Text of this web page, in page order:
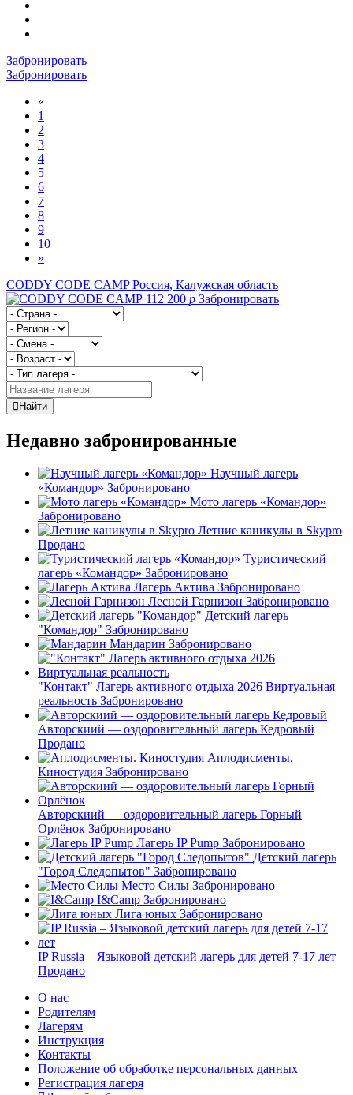
Забронировать
Забронировать
«
1
2
3
4
5
6
7
8
9
10
»
CODDY CODE CAMPРоссия, Калужская область
112 200 p Забронировать
Найти
Недавно забронированные
Научный лагерь
«Командор» Забронировано
Мото лагерь «Командор»
Забронировано
Летние каникулы в Skypro
Продано
Туристический
лагерь «Командор» Забронировано
Лагерь Актива Забронировано
Лесной Гарнизон Забронировано
Детский лагерь
"Командор" Забронировано
Мандарин Забронировано
"Контакт" Лагерь активного отдыха 2026 Виртуальная
реальность Забронировано
Авторскиий — оздоровительный лагерь Кедровый
Продано
Аплодисменты.
Киностудия Забронировано
Авторскиий — оздоровительный лагерь Горный
Орлёнок Забронировано
Лагерь IP Pump Забронировано
Детский лагерь
"Город Следопытов" Забронировано
Место Силы Забронировано
I&Camp Забронировано
Лига юных Забронировано
IP Russia – Языковой детский лагерь для детей 7-17 лет
Продано
О нас
Родителям
Лагерям
Инструкция
Контакты
Положение об обработке персональных данных
Регистрация лагеря